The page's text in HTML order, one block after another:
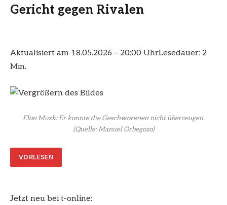
Gericht gegen Rivalen
Aktualisiert am 18.05.2026 – 20:00 UhrLesedauer: 2
Min.
Elon Musk: Er konnte die Geschworenen nicht überzeugen.
(Quelle: Manuel Orbegozo)
VORLESEN
Jetzt neu bei t-online: